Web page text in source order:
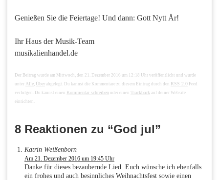
Genießen Sie die Feiertage! Und dann: Gott Nytt År!
Ihr Haus der Musik-Team
musikalienhandel.de
Der Beitrag wurde am Mittwoch, den 21. Dezember 2016 um 12:18 Uhr veröffentlicht und wurde
unter Alle Über abgelegt. Du kannst die Kommentare zu diesem Eintrag durch den RSS 2.0 Feed
verfolgen. Du kannst einen Kommentar schreiben oder einen Trackback auf deiner Website
einrichten.
8 Reaktionen zu “God jul”
Katrin Weißenborn
Am 21. Dezember 2016 um 19:45 Uhr
Danke für dieses bezaubernde Lied. Euch wünsche ich ebenfalls
ein frohes und auch besinnliches Weihnachtsfest sowie einen